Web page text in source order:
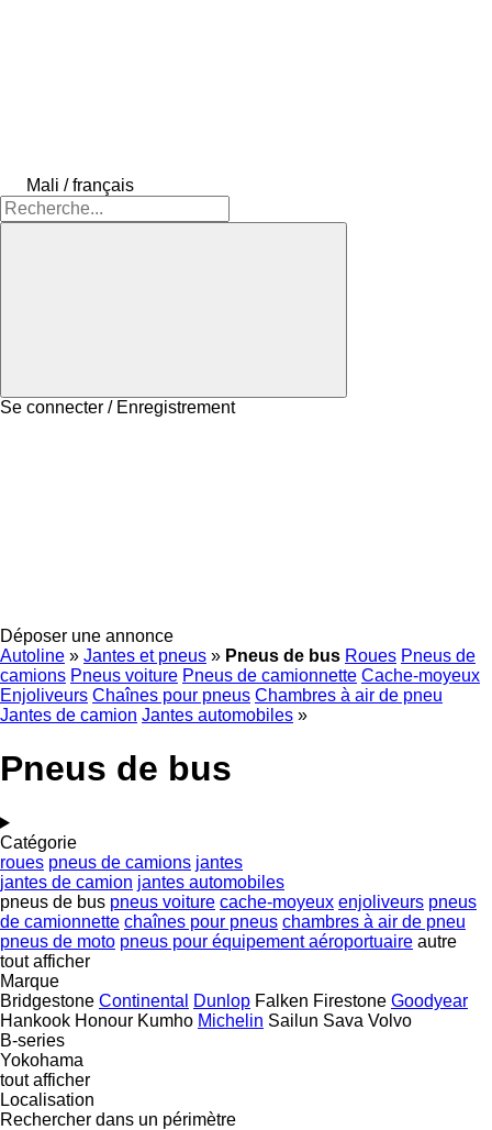
Mali / français
Se connecter / Enregistrement
Déposer une annonce
Autoline » Jantes et pneus » Pneus de bus Roues Pneus de
camions Pneus voiture Pneus de camionnette Cache-moyeux
Enjoliveurs Chaînes pour pneus Chambres à air de pneu
Jantes de camion Jantes automobiles »
Pneus de bus
Catégorie
roues pneus de camions jantes
jantes de camion jantes automobiles
pneus de bus pneus voiture cache-moyeux enjoliveurs pneus
de camionnette chaînes pour pneus chambres à air de pneu
pneus de moto pneus pour équipement aéroportuaire autre
tout afficher
Marque
Bridgestone Continental Dunlop Falken Firestone Goodyear
Hankook Honour Kumho Michelin Sailun Sava Volvo
B-series
Yokohama
tout afficher
Localisation
Rechercher dans un périmètre